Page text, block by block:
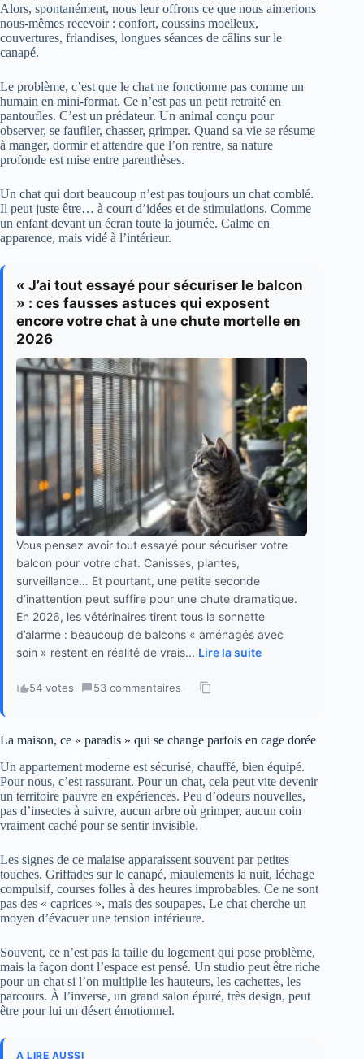
Alors, spontanément, nous leur offrons ce que nous aimerions
nous-mêmes recevoir : confort, coussins moelleux,
couvertures, friandises, longues séances de câlins sur le
canapé.
Le problème, c’est que le chat ne fonctionne pas comme un
humain en mini-format. Ce n’est pas un petit retraité en
pantoufles. C’est un prédateur. Un animal conçu pour
observer, se faufiler, chasser, grimper. Quand sa vie se résume
à manger, dormir et attendre que l’on rentre, sa nature
profonde est mise entre parenthèses.
Un chat qui dort beaucoup n’est pas toujours un chat comblé.
Il peut juste être… à court d’idées et de stimulations. Comme
un enfant devant un écran toute la journée. Calme en
apparence, mais vidé à l’intérieur.
« J’ai tout essayé pour sécuriser le balcon
» : ces fausses astuces qui exposent
encore votre chat à une chute mortelle en
2026
Vous pensez avoir tout essayé pour sécuriser votre
balcon pour votre chat. Canisses, plantes,
surveillance… Et pourtant, une petite seconde
d’inattention peut suffire pour une chute dramatique.
En 2026, les vétérinaires tirent tous la sonnette
d’alarme : beaucoup de balcons « aménagés avec
soin » restent en réalité de vrais... Lire la suite
54 votes · 53 commentaires ·
La maison, ce « paradis » qui se change parfois en cage dorée
Un appartement moderne est sécurisé, chauffé, bien équipé.
Pour nous, c’est rassurant. Pour un chat, cela peut vite devenir
un territoire pauvre en expériences. Peu d’odeurs nouvelles,
pas d’insectes à suivre, aucun arbre où grimper, aucun coin
vraiment caché pour se sentir invisible.
Les signes de ce malaise apparaissent souvent par petites
touches. Griffades sur le canapé, miaulements la nuit, léchage
compulsif, courses folles à des heures improbables. Ce ne sont
pas des « caprices », mais des soupapes. Le chat cherche un
moyen d’évacuer une tension intérieure.
Souvent, ce n’est pas la taille du logement qui pose problème,
mais la façon dont l’espace est pensé. Un studio peut être riche
pour un chat si l’on multiplie les hauteurs, les cachettes, les
parcours. À l’inverse, un grand salon épuré, très design, peut
être pour lui un désert émotionnel.
A LIRE AUSSI